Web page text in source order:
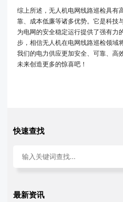
综上所述，无人机电网线路巡检具有
靠、成本低廉等诸多优势。它是科技
为电网的安全稳定运行提供了强有力
步，相信无人机在电网线路巡检领域
我们的电力供应更加安全、可靠、高
未来创造更多的惊喜吧！
快速查找
最新资讯